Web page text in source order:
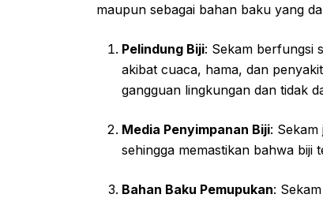
maupun sebagai bahan baku yang
Pelindung Biji: Sekam berfungsi
akibat cuaca, hama, dan
gangguan lingkungan dan tidak
Media Penyimpanan Biji:
sehingga memastikan bahwa biji
Bahan Baku Pemupukan: